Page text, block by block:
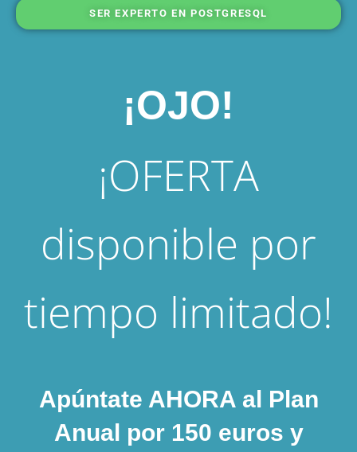
SER EXPERTO EN POSTGRESQL
¡OJO!
¡OFERTA
disponible por
tiempo limitado!
Apúntate AHORA al Plan
Anual por 150 euros y